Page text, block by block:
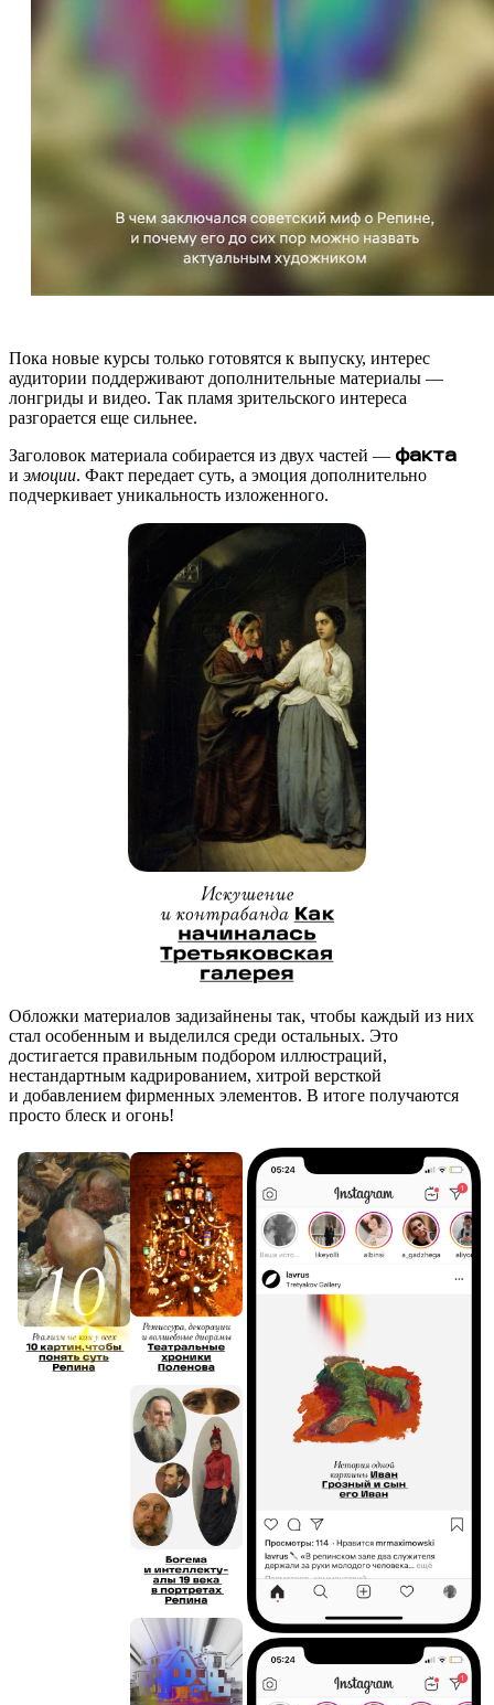
Пока новые курсы только готовятся к выпуску, интерес
аудитории поддерживают дополнительные материалы —
лонгриды и видео. Так пламя зрительского интереса
разгорается еще сильнее.
Заголовок материала собирается из двух частей — факта
и эмоции. Факт передает суть, а эмоция дополнительно
подчеркивает уникальность изложенного.
Обложки материалов задизайнены так, чтобы каждый из них
стал особенным и выделился среди остальных. Это
достигается правильным подбором иллюстраций,
нестандартным кадрированием, хитрой версткой
и добавлением фирменных элементов. В итоге получаются
просто блеск и огонь!